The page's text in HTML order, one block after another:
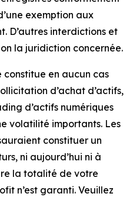
exemption aux
D’autres interdictions et
la juridiction concernée.
constitue en aucun cas
d’achat d’actifs,
d’actifs numériques
volatilité importants. Les
constituer un
ni aujourd’hui ni à
la totalité de votre
n’est garanti. Veuillez